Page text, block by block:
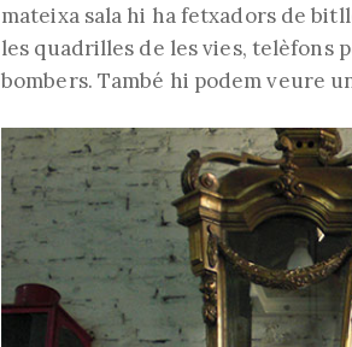
mateixa sala hi ha fetxadors de
les quadrilles de les vies, telèfons
bombers. També hi podem veure